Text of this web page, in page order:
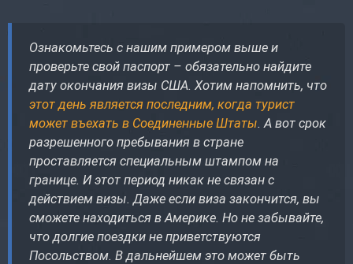
Ознакомьтесь с нашим примером выше и
проверьте свой паспорт – обязательно найдите
дату окончания визы США. Хотим напомнить, что
этот день является последним, когда турист
может въехать в Соединенные Штаты. А вот срок
разрешенного пребывания в стране
проставляется специальным штампом на
границе. И этот период никак не связан с
действием визы. Даже если виза закончится, вы
сможете находиться в Америке. Но не забывайте,
что долгие поездки не приветствуются
Посольством. В дальнейшем это может быть